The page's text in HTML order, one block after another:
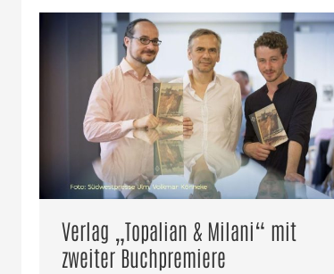
Verlag „Topalian & Milani“ mit
zweiter Buchpremiere